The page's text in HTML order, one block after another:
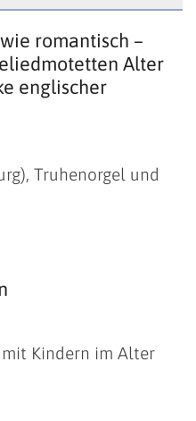
romantisch –
Alter
englischer
Truhenorgel und
mit Kindern im Alter